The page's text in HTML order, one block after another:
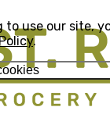
use our site,
.